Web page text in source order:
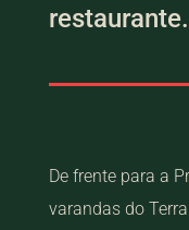
restaurante.
De frente para a
varandas do